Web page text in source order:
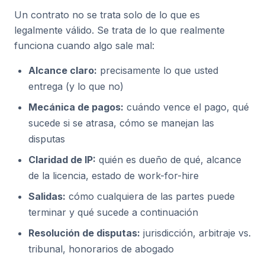
Un contrato no se trata solo de lo que es
legalmente válido. Se trata de lo que realmente
funciona cuando algo sale mal:
Alcance claro: precisamente lo que usted
entrega (y lo que no)
Mecánica de pagos: cuándo vence el pago, qué
sucede si se atrasa, cómo se manejan las
disputas
Claridad de IP: quién es dueño de qué, alcance
de la licencia, estado de work-for-hire
Salidas: cómo cualquiera de las partes puede
terminar y qué sucede a continuación
Resolución de disputas: jurisdicción, arbitraje vs.
tribunal, honorarios de abogado